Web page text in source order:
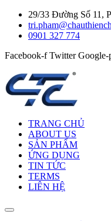
29/33 Đường Số 11,
0901 327 774
Facebook-f Twitter Google-
TRANG CHỦ
ABOUT US
SẢN PHẨM
ỨNG DỤNG
TIN TỨC
TERMS
LIÊN HỆ